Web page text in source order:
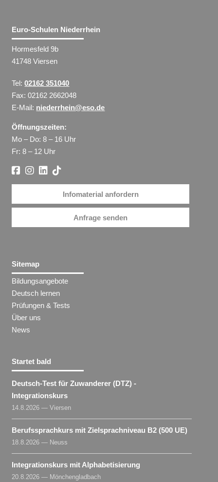
Euro-Schulen Niederrhein
Hormesfeld 9b
41748 Viersen
Tel:02162 351040
Fax: 02162 2662048
E-Mail: niederrhein@eso.de
Öffnungszeiten:
Mo – Do: 8 – 16 Uhr
Fr: 8 – 12 Uhr
Infomaterial anfordern
Anfrage senden
Sitemap
Bildungsangebote
Deutsch lernen
Prüfungen & Tests
Über uns
News
Startet bald
Deutsch-Test für Zuwanderer (DTZ) -
Integrationskurs
14.8.2026 — Viersen
Berufssprachkurs mit Zielsprachniveau B2 (500 UE)
18.8.2026 — Neuss
Integrationskurs mit Alphabetisierung
20.8.2026 — Mönchengladbach